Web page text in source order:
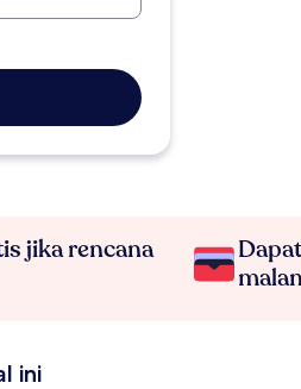
jika rencana
ini